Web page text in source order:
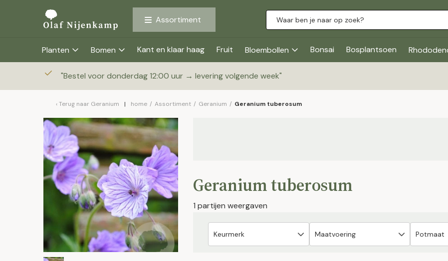
Assortiment
Planten Bomen Kant en klaar haag Fruit Bloembollen Bonsai Bosplantsoen
"Bestel voor donderdag 12:00 uur → levering volgende week"
Terug naar Geranium home / Assortiment / Geranium / Geranium tuberosum
Geranium tuberosum
1 partijen weergaven